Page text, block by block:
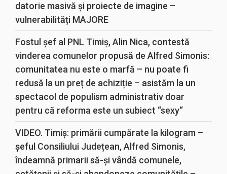
datorie masivă și proiecte de imagine –
vulnerabilități MAJORE
Fostul șef al PNL Timiș, Alin Nica, contestă
vinderea comunelor propusă de Alfred Simonis:
comunitatea nu este o marfă – nu poate fi
redusă la un preț de achiziție – asistăm la un
spectacol de populism administrativ doar
pentru că reforma este un subiect “sexy“
VIDEO. Timiș: primării cumpărate la kilogram –
șeful Consiliului Județean, Alfred Simonis,
îndeamnă primarii să-și vândă comunele,